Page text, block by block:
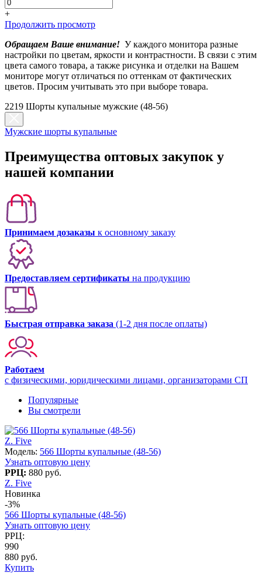
+
Продолжить просмотр
Обращаем Ваше внимание! У каждого монитора разные
настройки по цветам, яркости и контрастности. В связи с этим
цвета самого товара, а также рисунка и отделки на Вашем
мониторе могут отличаться по оттенкам от фактических
цветов. Просим учитывать это при выборе товара.
2219 Шорты купальные мужские (48-56)
Мужские шорты купальные
Преимущества оптовых закупок у
нашей компании
Принимаем дозаказы к основному заказу
Предоставляем сертификаты на продукцию
Быстрая отправка заказа (1-2 дня после оплаты)
Работаем
с физическими, юридическими лицами, организаторами СП
Популярные
Вы смотрели
Z. Five
Модель: 566 Шорты купальные (48-56)
Узнать оптовую цену
РРЦ: 880 руб.
Z. Five
Новинка
-3%
566 Шорты купальные (48-56)
Узнать оптовую цену
РРЦ:
990
880 руб.
Купить